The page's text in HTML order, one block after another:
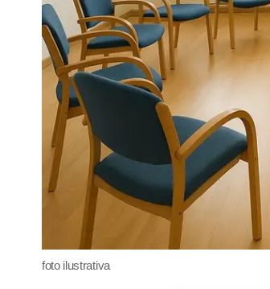
foto ilustrativa